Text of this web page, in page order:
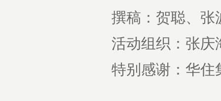
撰稿：贺聪、张
活动组织：张庆
特别感谢：华住